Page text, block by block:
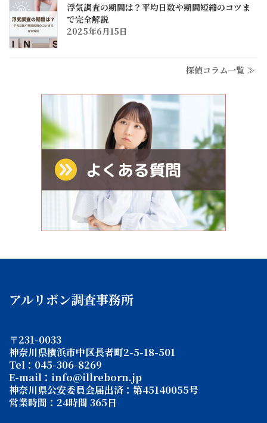
浮気調査の期間は？平均日数や期間短縮のコツま
で完全解説
2025年6月15日
探偵コラム一覧 ≫
アルリボン調査事務所
〒231-0033
神奈川県横浜市中区長者町2-5-18-501
Tel：045-306-8269
E-mail：info@illreborn.jp
神奈川県公安委員会届出済：第45140055号
営業時間：24時間 365日